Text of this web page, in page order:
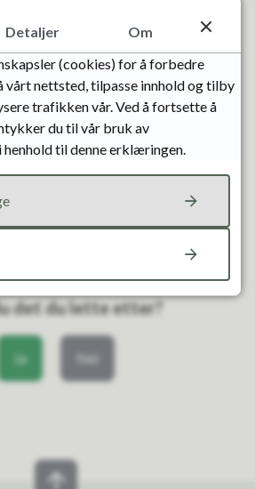
4735 Evje
det du lette etter?
Ja Nei
Detaljer
Om
(cookies) for å forbedre
vårt nettsted, tilpasse innhold og tilby
trafikken vår. Ved å fortsette å
du til vår bruk av
til denne erklæringen.